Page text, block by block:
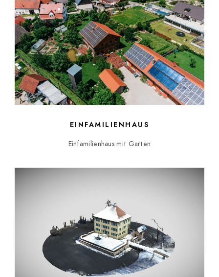
EINFAMILIENHAUS
Einfamilienhaus mit Garten